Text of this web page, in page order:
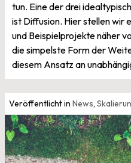
tun. Eine der drei
ist Diffusion. Hier stellen wir
und Beispielprojekte näher
die simpelste Form der
diesem Ansatz an
Veröffentlicht in News,